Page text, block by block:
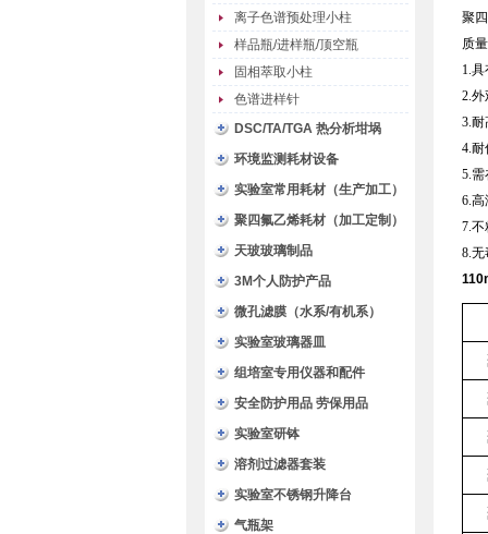
离子色谱预处理小柱
样品瓶/进样瓶/顶空瓶
固相萃取小柱
色谱进样针
DSC/TA/TGA 热分析坩埚
环境监测耗材设备
实验室常用耗材（生产加工）
聚四氟乙烯耗材（加工定制）
天玻玻璃制品
3M个人防护产品
微孔滤膜（水系/有机系）
实验室玻璃器皿
组培室专用仪器和配件
安全防护用品 劳保用品
实验室研钵
溶剂过滤器套装
实验室不锈钢升降台
气瓶架
聚
质
1.
2.
3.
4.
5.
6.
7.
8.